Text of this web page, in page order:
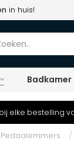
in huis!
elke bestelling
Pedaalemmers /